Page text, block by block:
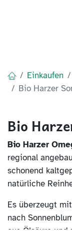
Einkaufen
Bio Harzer
Bio
Bio Harzer
regional
schonend
natürliche
Es überzeugt
nach